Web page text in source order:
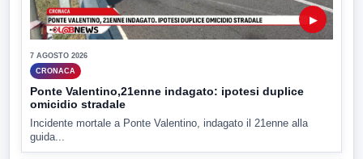
▶
7 AGOSTO 2026
CRONACA
Ponte Valentino,21enne indagato: ipotesi duplice
omicidio stradale
Incidente mortale a Ponte Valentino, indagato il 21enne alla
guida...